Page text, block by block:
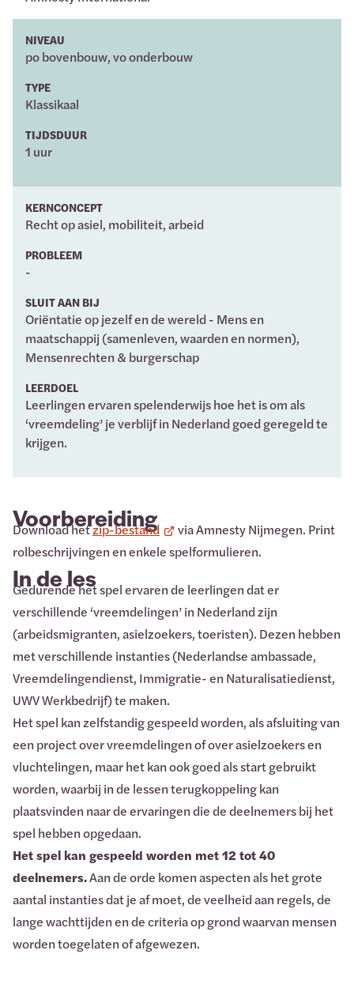
NIVEAU
po bovenbouw, vo onderbouw
TYPE
Klassikaal
TIJDSDUUR
1 uur
KERNCONCEPT
Recht op asiel, mobiliteit, arbeid
PROBLEEM
-
SLUIT AAN BIJ
Oriëntatie op jezelf en de wereld - Mens en
maatschappij (samenleven, waarden en normen),
Mensenrechten & burgerschap
LEERDOEL
Leerlingen ervaren spelenderwijs hoe het is om als
‘vreemdeling’ je verblijf in Nederland goed geregeld te
krijgen.
Voorbereiding
Download hetzip-bestand
via Amnesty Nijmegen. Print
rolbeschrijvingen en enkele spelformulieren.
In de les
Gedurende het spel ervaren de leerlingen dat er
verschillende ‘vreemdelingen’ in Nederland zijn
(arbeidsmigranten, asielzoekers, toeristen). Dezen hebben
met verschillende instanties (Nederlandse ambassade,
Vreemdelingendienst, Immigratie- en Naturalisatiedienst,
UWV Werkbedrijf) te maken.
Het spel kan zelfstandig gespeeld worden, als afsluiting van
een project over vreemdelingen of over asielzoekers en
vluchtelingen, maar het kan ook goed als start gebruikt
worden, waarbij in de lessen terugkoppeling kan
plaatsvinden naar de ervaringen die de deelnemers bij het
spel hebben opgedaan.
Het spel kan gespeeld worden met 12 tot 40
deelnemers.Aan de orde komen aspecten als het grote
aantal instanties dat je af moet, de veelheid aan regels, de
lange wachttijden en de criteria op grond waarvan mensen
worden toegelaten of afgewezen.